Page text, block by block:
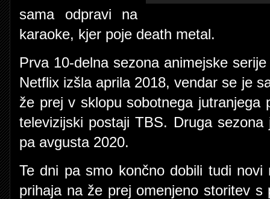
sama odpravi na
karaoke, kjer poje death metal.
Prva 10-delna sezona animejske
Netflix izšla aprila 2018, vendar se je
že prej v sklopu sobotnega jutranjega
televizijski postaji TBS. Druga
pa avgusta 2020.
Te dni pa smo končno dobili tudi
prihaja na že prej omenjeno storitev